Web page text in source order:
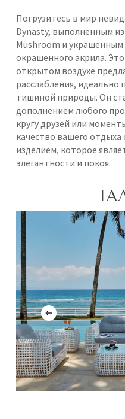
Погрузитесь в мир
Dynasty, выполненным
Mushroom и
окрашенного акрила.
открытом воздухе
расслабления, идеально
тишиной природы. Он
дополнением любого
кругу друзей или
качество вашего
изделием, которое
элегантности и покоя.